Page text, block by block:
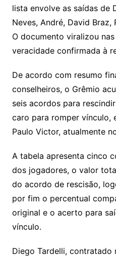
lista envolve as saídas de
Neves, André, David Braz,
O documento viralizou
veracidade confirmada à
De acordo com resumo
conselheiros, o Grêmio
seis acordos para
caro para romper vínculo,
Paulo Victor, atualmente
A tabela apresenta cinco
dos jogadores, o valor
do acordo de rescisão,
por fim o percentual
original e o acerto para
vínculo.
Diego Tardelli, contratado